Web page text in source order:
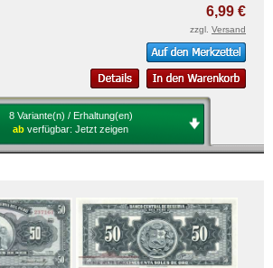
6,99 €
zzgl. Versand
8 Variante(n) / Erhaltung(en)
ab verfügbar: Jetzt zeigen